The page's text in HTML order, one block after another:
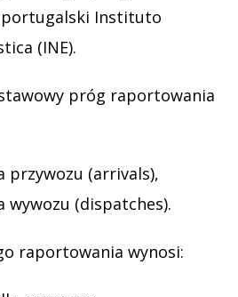
portugalski Instituto
(INE).
próg raportowania
przywozu (arrivals),
wywozu (dispatches).
raportowania wynosi: